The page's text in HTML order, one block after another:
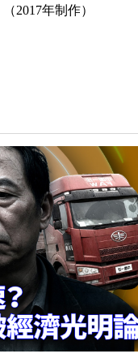
（2017年制作）